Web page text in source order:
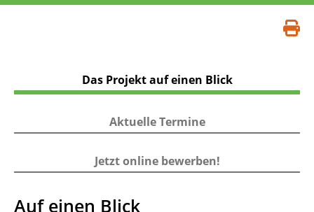
Das Projekt auf einen Blick
Aktuelle Termine
Jetzt online bewerben!
Auf einen Blick